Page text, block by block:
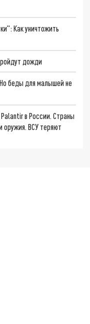
Как уничтожить
дожди
беды для малышей не
в России. Страны
оружия. ВСУ теряют